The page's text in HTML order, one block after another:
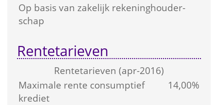
Op basis van zakelijk rekening­houder­
schap
Rentetarieven
Rente­tarieven (apr-2016)
Maximale rente consumptief
krediet
14,00%